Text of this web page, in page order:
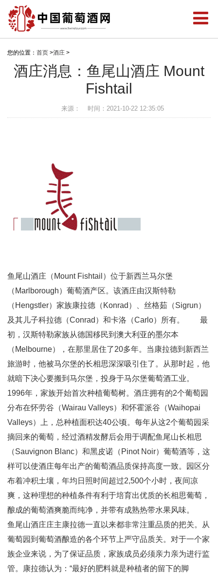
您的位置： 首页 >酒庄 >
酒庄消息：鱼尾山酒庄 Mount
Fishtail
来源： 时间：2021-10-22 12:35:05
鱼尾山酒庄（Mount Fishtail）位于新西兰马尔堡
（Marlborough）葡萄酒产区。该酒庄由汉斯特勒
（Hengstler）家族康拉德（Konrad）、丝格茹（Sigrun）
及其儿子科拉德（Conrad）和卡洛（Carlo）所有。 最
初，汉斯特勒家族从德国移民到澳大利亚的墨尔本
（Melbourne），在那里居住了20多年。当康拉德到新西兰
旅游时，他被马尔堡的长相思深深吸引住了。从那时起，他
就暗下决心要搬到马尔堡，投身于马尔堡葡萄酒工业。
1996年，家族开始首次种植葡萄树。酒庄拥有的2个葡萄园
分布在怀劳谷（Wairau Valleys）和怀霍派谷（Waihopai
Valleys）上，总种植面积达40公顷。每年从这2个葡萄园采
摘回来的葡萄，经过酒精发酵后会用于调配鱼尾山长相思
（Sauvignon Blanc）和黑皮诺（Pinot Noir）葡萄酒等，这
样可以使酒庄每年出产的葡萄酒品质保持高度一致。园区分
布着冲积土壤，年均日照时间超过2,500个小时，夜间凉
爽，这种理想的种植条件有利于培育出优质的长相思葡萄，
酿成的葡萄酒爽脆而纯净，并带有成熟热带水果风味。
鱼尾山酒庄庄主康拉德一直以来都非常注重品质的把关。从
葡萄园到葡萄酒酿造的各个环节上严守品质关。对于一个家
族企业来说，为了保证品质，家族成员必须亲力亲为进行监
管。康拉德认为：“最好的肥料就是种植者的留下的脚